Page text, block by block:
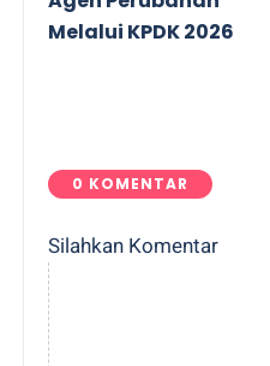
Melalui KPDK 2026
0 KOMENTAR
Silahkan Komentar